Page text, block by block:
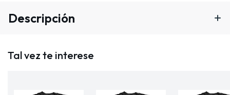
Descripción
Tal vez te interese